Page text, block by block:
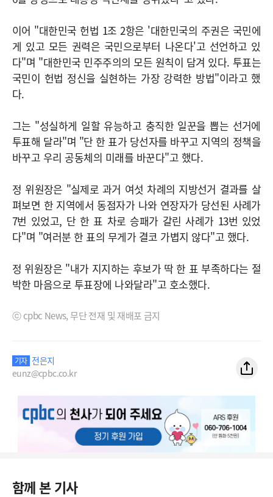
이어 "대한민국 헌법 1조 2항은 '대한민국의 주권은 국민에
게 있고 모든 권력은 국민으로부터 나온다'고 선언하고 있
다"며 "대한민국 민주주의의 모든 원칙이 담겨 있다. 투표는
국민이 헌법 정신을 실현하는 가장 강력한 방법"이라고 했
다.
그는 "성실하게 일할 유능하고 충직한 일꾼을 뽑는 선거에
투표해 달라"며 "단 한 표가 당선자를 바꾸고 지역의 정책을
바꾸고 우리 공동체의 미래를 바꾼다"고 했다.
정 위원장은 "실제로 과거 여섯 차례의 지방선거 결과를 살
펴보면 한 지역에서 동점자가 나와 연장자가 당선된 사례가
7번 있었고, 단 한 표 차로 승패가 갈린 사례가 13번 있었
다"며 "여러분 한 표의 무게가 결코 가볍지 않다"고 했다.
정 위원장은 "내가 지지하는 후보가 딱 한 표 부족하다는 절
박한 마음으로 투표장에 나와달라"고 호소했다.
ⓒ cpbc News, 무단 전재 및 재배포 금지
기자 전은지
eunz@cpbc.co.kr
함께 본 기사